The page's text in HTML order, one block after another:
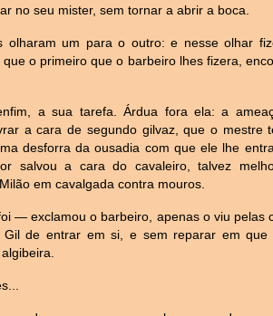
no seu mister, sem tornar a abrir a boca.
olharam um para o outro: e nesse olhar
o primeiro que o barbeiro lhes fizera,
a sua tarefa. Árdua fora ela: a
a cara de segundo gilvaz, que o mestre
desforra da ousadia com que ele lhe
salvou a cara do cavaleiro, talvez
em cavalgada contra mouros.
— exclamou o barbeiro, apenas o viu pelas
Gil de entrar em si, e sem reparar em